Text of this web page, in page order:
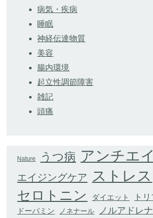
病気・疾病
睡眠
神経伝達物質
美容
腸内環境
起立性調節障害
雑記
頭痛
Nature うつ病 アンチエ
エイジングケア ストレス
セロトニン ダイエット ト
ドーパミン ノネナール ノルアドレ